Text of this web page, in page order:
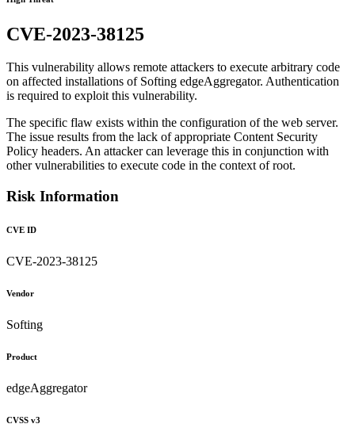
CVE-2023-38125
This vulnerability allows remote attackers to execute arbitrary code
on affected installations of Softing edgeAggregator. Authentication
is required to exploit this vulnerability.
The specific flaw exists within the configuration of the web server.
The issue results from the lack of appropriate Content Security
Policy headers. An attacker can leverage this in conjunction with
other vulnerabilities to execute code in the context of root.
Risk Information
CVE ID
CVE-2023-38125
Vendor
Softing
Product
edgeAggregator
CVSS v3